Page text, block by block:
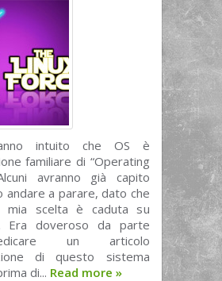
intuito che OS è
familiare di “Operating
avranno già capito
andare a parare, dato che
mia scelta è caduta su
Era doveroso da parte
un articolo
di questo sistema
di... Read more »